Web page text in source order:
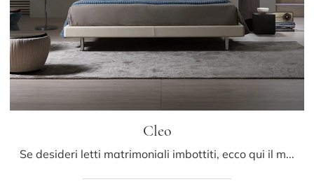
Cleo
Se desideri letti matrimoniali imbottiti, ecco qui il modello Cleo in pelle per impreziosire la zona notte.